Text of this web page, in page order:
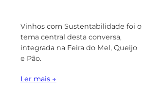
Vinhos com Sustentabilidade foi o
tema central desta conversa,
integrada na Feira do Mel, Queijo
e Pão.
Ler mais →